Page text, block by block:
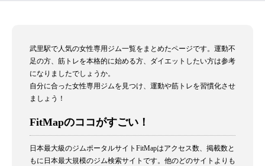
武里駅で人気の女性専用ジム一覧をまとめたページです。運動不
足の方、筋トレを本格的に始める方、ダイエットしたい方は参考
になりましたでしょうか。
自分に合った女性専用ジムを見つけ、運動や筋トレを習慣化させ
ましょう！
FitMapのココがすごい！
日本最大級のジムポータルサイトFitMapはアクセス数、掲載数と
もに日本最大規模のジム検索サイトです。他のどのサイトよりも